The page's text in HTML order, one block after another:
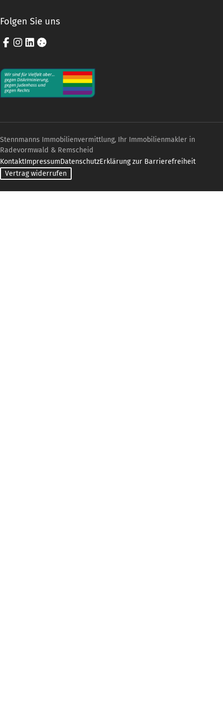
Folgen Sie uns
Facebook
Instagram
LinkedIn
Cookie-Einstellungen
Stennmanns Immobilienvermittlung, Ihr Immobilienmakler in
Radevormwald & Remscheid
KontaktImpressumDatenschutzErklärung zur Barrierefreiheit
Vertrag widerrufen